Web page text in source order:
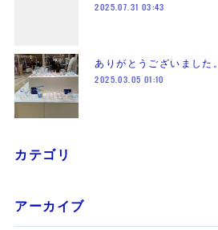
2025.07.31 03:43
ありがとうございました。
2025.03.05 01:10
カテゴリ
アーカイブ